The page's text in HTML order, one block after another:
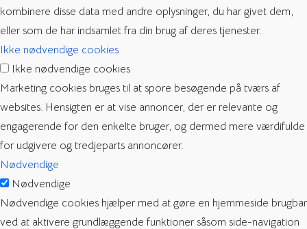
kombinere disse data med andre oplysninger, du har givet dem,
eller som de har indsamlet fra din brug af deres tjenester.
Ikke nødvendige cookies
Ikke nødvendige cookies
Marketing cookies bruges til at spore besøgende på tværs af
websites. Hensigten er at vise annoncer, der er relevante og
engagerende for den enkelte bruger, og dermed mere værdifulde
for udgivere og tredjeparts annoncører.
Nødvendige
Nødvendige
Nødvendige cookies hjælper med at gøre en hjemmeside brugbar
ved at aktivere grundlæggende funktioner såsom side-navigation